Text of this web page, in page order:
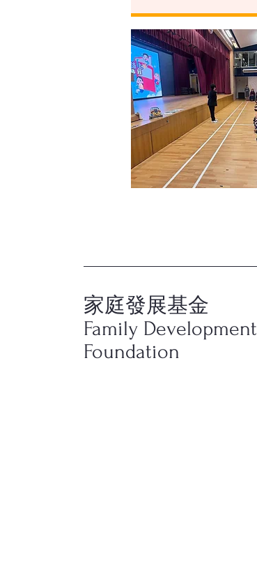
3/12/2025 學校
3/14/2025 學校
3/16/2025 教會
3/21/2025 教會
4/10/2025 學校
4/11/2025
家庭發展基金
Family Development
Foundation